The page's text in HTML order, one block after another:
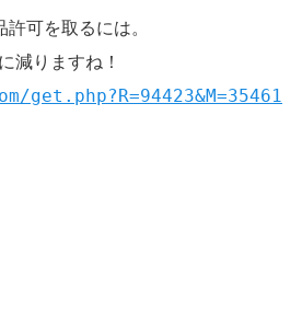
可を取るには。
減りますね！